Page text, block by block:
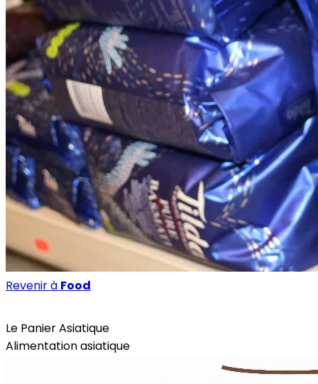
Revenir à Food
Le Panier Asiatique
Alimentation asiatique